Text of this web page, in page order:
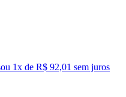
ou 1x de R$ 92,01 sem juros